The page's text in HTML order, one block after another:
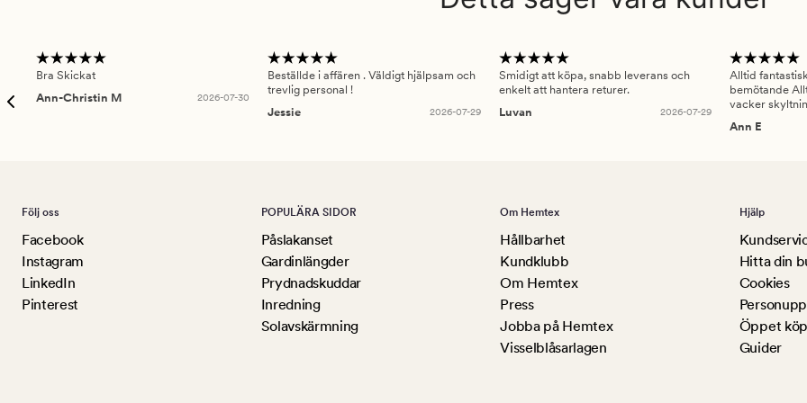
Bra Skickat
Ann-Christin M
2026-07-30
Beställde i affären . Väldigt hjälpsam och
trevlig personal !
Jessie
2026-07-29
Smidigt att köpa, snabb leverans och
enkelt att hantera returer.
Luvan
2026-07-29
Alltid
bemötande
vacker
Ann E
Följ oss
Facebook
Instagram
LinkedIn
Pinterest
POPULÄRA SIDOR
Påslakanset
Gardinlängder
Prydnadskuddar
Inredning
Solavskärmning
Om Hemtex
Hållbarhet
Kundklubb
Om Hemtex
Press
Jobba på Hemtex
Visselblåsarlagen
Hjälp
Hitta din
Cookies
Öppet
Guider